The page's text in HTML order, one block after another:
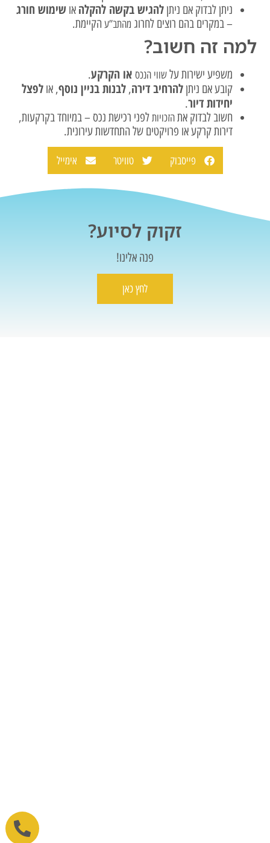
ניתן לבדוק אם ניתןלהגיש בקשה להקלה אושימוש חורג
– במקרים בהם רוצים לחרוג מהתב”ע הקיימת.
למה זה חשוב?
משפיע ישירות עלשווי הנכס או הקרקע.
קובע אם ניתןלהרחיב דירה,לבנות בניין נוסף, אולפצל
יחידות דיור.
חשוב לבדוק אתהזכויותלפני רכישת נכס – במיוחד בקרקעות,
דירות קרקע או פרויקטים של התחדשות עירונית.
פייסבוק טוויטר אימייל
זקוק לסיוע?
פנה אלינו!
לחץ כאן